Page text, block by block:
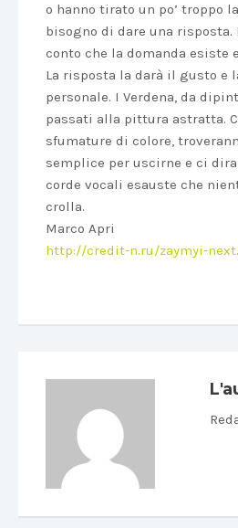
o hanno tirato un po’ troppo
bisogno di dare una risposta.
conto che la domanda esiste
La risposta la darà il gusto e
personale. I Verdena, da
passati alla pittura astratta.
sfumature di colore,
semplice per uscirne e ci
corde vocali esauste che
crolla.
Marco Apri
http://credit-n.ru/zaymyi-